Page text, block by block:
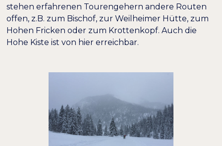
stehen erfahrenen Tourengehern andere Routen
offen, z.B. zum Bischof, zur Weilheimer Hütte, zum
Hohen Fricken oder zum Krottenkopf. Auch die
Hohe Kiste ist von hier erreichbar.